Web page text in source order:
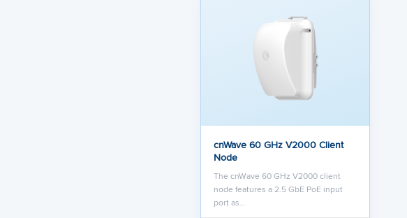
cnWave 60 GHz V2000 Client
Node
The cnWave 60 GHz V2000 client
node features a 2.5 GbE PoE input
port as…